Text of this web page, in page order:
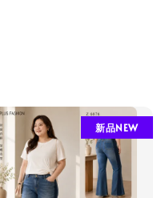
新品NEW